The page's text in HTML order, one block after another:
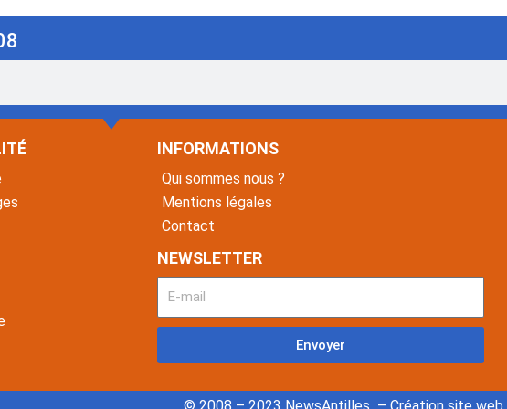
INFORMATIONS
Qui sommes nous ?
Mentions légales
Contact
NEWSLETTER
Envoyer